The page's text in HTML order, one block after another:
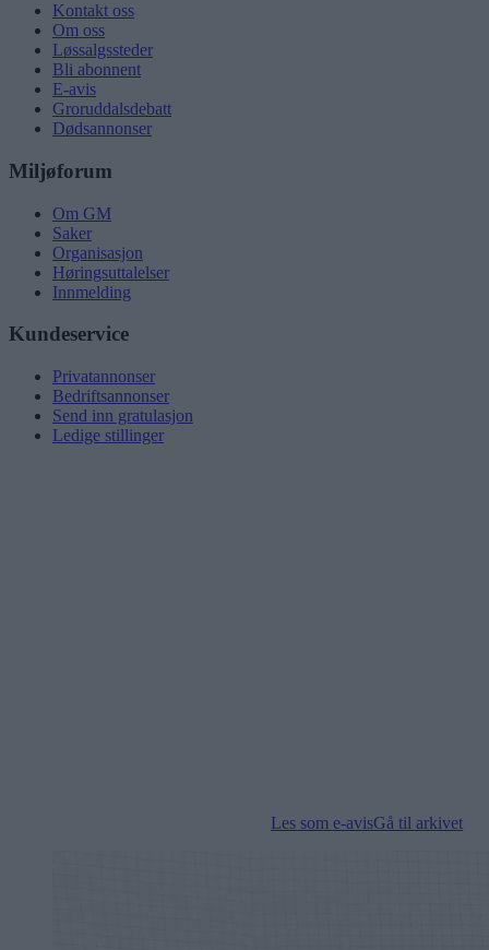
Kontakt oss
Om oss
Løssalgssteder
Bli abonnent
E-avis
Groruddalsdebatt
Dødsannonser
Miljøforum
Om GM
Saker
Organisasjon
Høringsuttalelser
Innmelding
Kundeservice
Privatannonser
Bedriftsannonser
Send inn gratulasjon
Ledige stillinger
Les som e-avisGå til arkivet